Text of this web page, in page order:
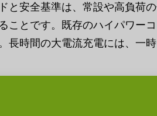
と安全基準は、常設や高負荷
ことです。既存のハイパワー
長時間の大電流充電には、一